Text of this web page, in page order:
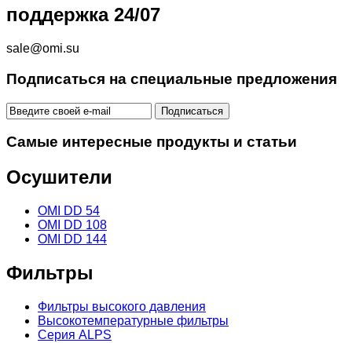
поддержка 24/07
sale@omi.su
Подписаться на специальные предложения
Самые интересные продукты и статьи
Осушители
OMI DD 54
OMI DD 108
OMI DD 144
Фильтры
Фильтры высокого давления
Высокотемпературные фильтры
Серия ALPS